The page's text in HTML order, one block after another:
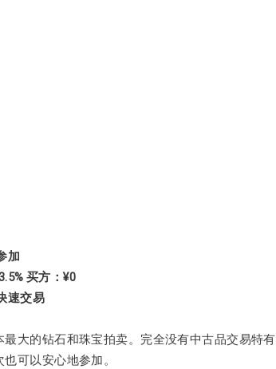
加
买方：¥0
速交易
大的钻石和珠宝拍卖。完全没有中古品交易特有
可以安心地参加。